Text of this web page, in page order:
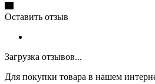
Оставить отзыв
Загрузка отзывов...
Для покупки товара в нашем